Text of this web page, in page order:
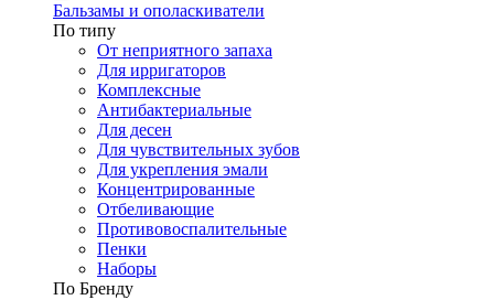
Бальзамы и ополаскиватели
По типу
От неприятного запаха
Для ирригаторов
Комплексные
Антибактериальные
Для десен
Для чувствительных зубов
Для укрепления эмали
Концентрированные
Отбеливающие
Противовоспалительные
Пенки
Наборы
По Бренду